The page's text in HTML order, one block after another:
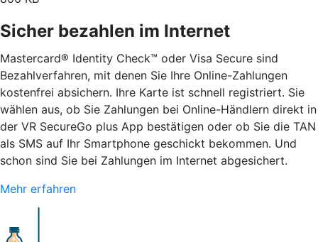
Sicher bezahlen im Internet
Mastercard® Identity Check™ oder Visa Secure sind
Bezahlverfahren, mit denen Sie Ihre Online-Zahlungen
kostenfrei absichern. Ihre Karte ist schnell registriert. Sie
wählen aus, ob Sie Zahlungen bei Online-Händlern direkt in
der VR SecureGo plus App bestätigen oder ob Sie die TAN
als SMS auf Ihr Smartphone geschickt bekommen. Und
schon sind Sie bei Zahlungen im Internet abgesichert.
Mehr erfahren